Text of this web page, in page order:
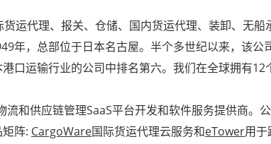
运代理、报关、仓储、国内货运代理、装卸、无
年，总部位于日本名古屋。半个多世纪以来，该
口运输行业的公司中排名第六。我们在全球拥有
和供应链管理SaaS平台开发和软件服务提供商。
阵: CargoWare国际货运代理云服务和eTower用